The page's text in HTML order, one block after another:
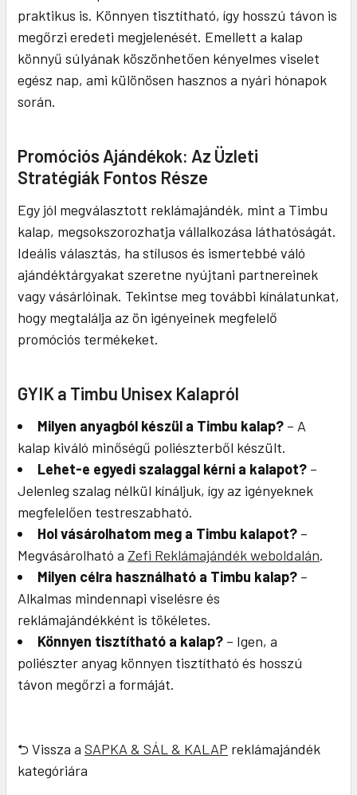
praktikus is. Könnyen tisztítható, így hosszú távon is
megőrzi eredeti megjelenését. Emellett a kalap
könnyű súlyának köszönhetően kényelmes viselet
egész nap, ami különösen hasznos a nyári hónapok
során.
Promóciós Ajándékok: Az Üzleti
Stratégiák Fontos Része
Egy jól megválasztott reklámajándék, mint a Timbu
kalap, megsokszorozhatja vállalkozása láthatóságát.
Ideális választás, ha stílusos és ismertebbé váló
ajándéktárgyakat szeretne nyújtani partnereinek
vagy vásárlóinak. Tekintse meg további kínálatunkat,
hogy megtalálja az ön igényeinek megfelelő
promóciós termékeket.
GYIK a Timbu Unisex Kalapról
Milyen anyagból készül a Timbu kalap? – A
kalap kiváló minőségű poliészterből készült.
Lehet-e egyedi szalaggal kérni a kalapot? –
Jelenleg szalag nélkül kínáljuk, így az igényeknek
megfelelően testreszabható.
Hol vásárolhatom meg a Timbu kalapot? –
Megvásárolható a Zefi Reklámajándék weboldalán.
Milyen célra használható a Timbu kalap? –
Alkalmas mindennapi viselésre és
reklámajándékként is tökéletes.
Könnyen tisztítható a kalap? – Igen, a
poliészter anyag könnyen tisztítható és hosszú
távon megőrzi a formáját.
⮌ Vissza a SAPKA & SÁL & KALAP reklámajándék
kategóriára